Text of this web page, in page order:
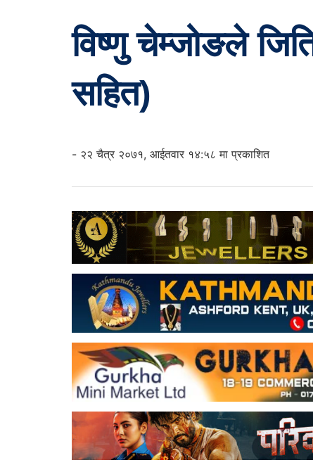
विष्णु चेम्जोङले
सहित)
- २२ चैत्र २०७१, आईतवार १४:५८ मा प्रकाशित